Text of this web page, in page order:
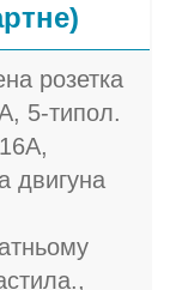
розетка
5-типол.
двигуна